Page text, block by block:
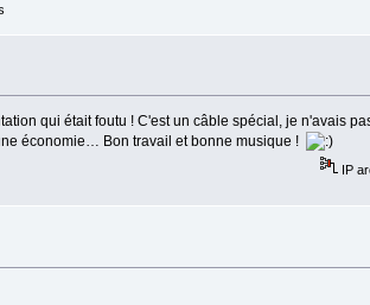
qui était foutu ! C'est un câble spécial, je n'avais
économie… Bon travail et bonne musique !
IP